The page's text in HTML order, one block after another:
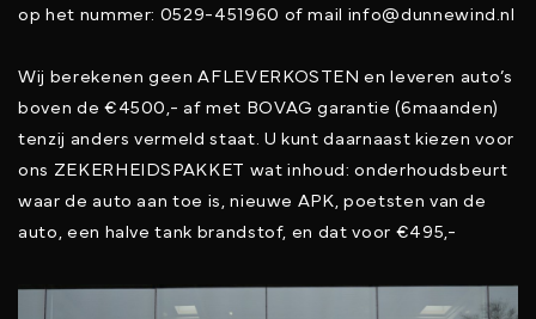
op het nummer: 0529-451960 of mail info@dunnewind.nl
Wij berekenen geen AFLEVERKOSTEN en leveren auto’s
boven de €4500,- af met BOVAG garantie (6maanden)
tenzij anders vermeld staat. U kunt daarnaast kiezen voor
ons ZEKERHEIDSPAKKET wat inhoud: onderhoudsbeurt
waar de auto aan toe is, nieuwe APK, poetsten van de
auto, een halve tank brandstof, en dat voor €495,-